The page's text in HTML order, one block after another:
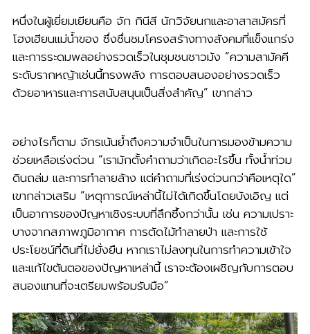
หนึ่งในผู้เยี่ยมเยียนคือ จัก กินีสี นักวิจัยนกและอาสาสมัครที่
โฮงเฮียนแม่น้ำของ ซึ่งชื่นชมโครงสร้างทางสังคมที่แข็งแกร่ง
และการระดมพลอย่างรวดเร็วในชุมชนชาวม้ง “ความสามัคคี
ระดับรากหญ้าเช่นนี้ทรงพลัง การตอบสนองอย่างรวดเร็ว
ด้วยอาหารและการสนับสนุนเป็นสิ่งสำคัญ” เขากล่าว
อย่างไรก็ตาม จักรเน้นย้ำถึงความจำเป็นในการมองข้ามความ
ช่วยเหลือเร่งด่วน “เรามักตั้งคำถามว่าเกิดอะไรขึ้น ทั้งน้ำท่วม
ดินถล่ม และการทำลายล้าง แต่คำถามที่เร่งด่วนกว่าคือเหตุใด”
เขากล่าวเสริม “เหตุการณ์เหล่านี้ไม่ได้เกิดขึ้นโดยบังเอิญ แต่
เป็นอาการของปัญหาเชิงระบบที่ลึกซึ้งกว่านั้น เช่น ความเปราะ
บางจากสภาพภูมิอากาศ การตัดไม้ทำลายป่า และการใช้
ประโยชน์ที่ดินที่ไม่ยั่งยืน หากเราไม่ลงทุนในการทำความเข้าใจ
และแก้ไขต้นตอของปัญหาเหล่านี้ เราจะต้องเผชิญกับการตอบ
สนองแทนที่จะเตรียมพร้อมรับมือ”